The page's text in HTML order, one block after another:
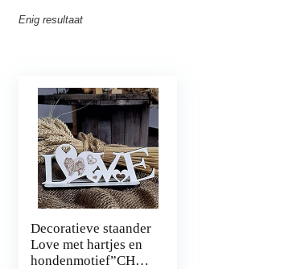
Enig resultaat
Decoratieve staander
Love met hartjes en
hondenmotief”CHO